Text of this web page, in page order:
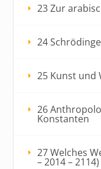
23 Zur
24
25 Kunst und
26
Konstanten
27 Welches
– 2014 – 2114)